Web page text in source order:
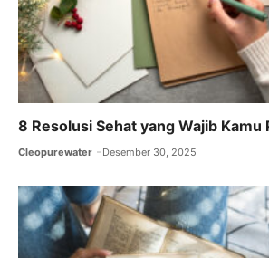
8 Resolusi Sehat yang Wajib Kamu
Cleopurewater Desember 30, 2025